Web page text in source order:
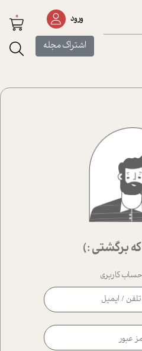
ورود
اشتراک مجله
0
برگشتی :)
حساب کاربری